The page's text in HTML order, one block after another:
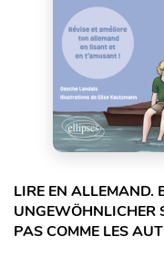
LIRE EN ALLEMAND.
UNGEWÖHNLICHER
PAS COMME LES